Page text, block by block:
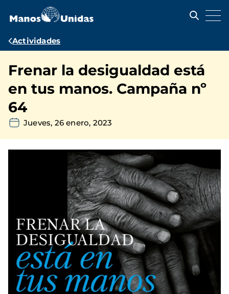
contenido
Ruta
navegación
Actividades
Frenar la desigualdad está
en tus manos. Campaña nº
64
Jueves, 26 enero, 2023